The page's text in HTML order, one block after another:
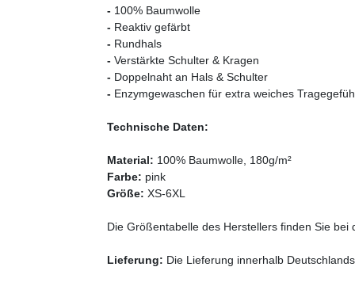
- 100% Baumwolle
- Reaktiv gefärbt
- Rundhals
- Verstärkte Schulter & Kragen
- Doppelnaht an Hals & Schulter
- Enzymgewaschen für extra weiches
Technische Daten:
Material: 100% Baumwolle, 180g/m²
Farbe: pink
Größe: XS-6XL
Die Größentabelle des Herstellers finden Sie bei
Lieferung: Die Lieferung innerhalb